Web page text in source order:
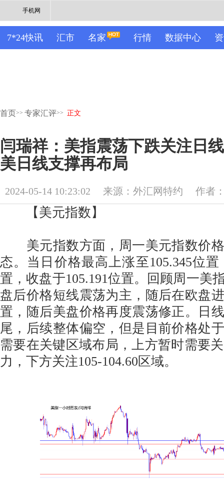
手机网
7*24快讯 汇市 名家 行情 数据中心
首页>> 专家汇评>> 正文
闫瑞祥：美指震荡下跌关注日
美日线支撑再布局
2024-05-14 10:23:02 来源：外汇网特约 作者
【美元指数】
美元指数方面，周一美元指数价格
态。当日价格最高上涨至105.345位置
置，收盘于105.191位置。回顾周一美
盘后价格短线震荡为主，随后在欧盘
置，随后美盘价格再度震荡修正。日
尾，后续整体偏空，但是目前价格处
需要在关键区域布局，上方暂时需要
力，下方关注105-104.60区域。